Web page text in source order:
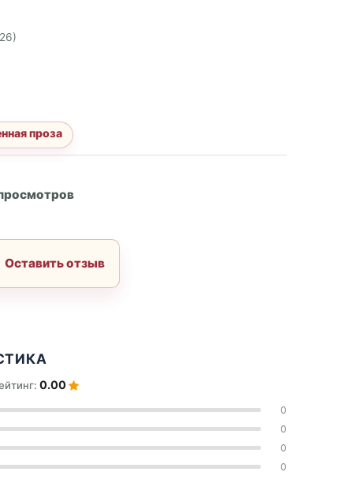
проза
Оставить отзыв
0.00
0
0
0
0